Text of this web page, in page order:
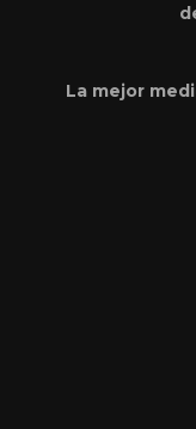
La mejor